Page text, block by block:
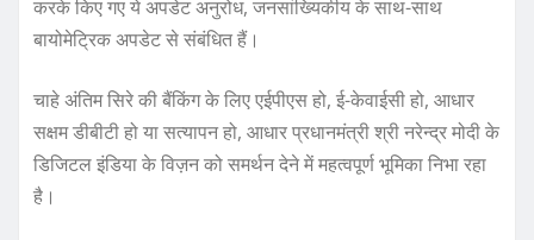
करके किए गए ये अपडेट अनुरोध, जनसांख्यिकीय के साथ-साथ
बायोमेट्रिक अपडेट से संबंधित हैं।
चाहे अंतिम सिरे की बैंकिंग के लिए एईपीएस हो, ई-केवाईसी हो, आधार
सक्षम डीबीटी हो या सत्यापन हो, आधार प्रधानमंत्री श्री नरेन्द्र मोदी के
डिजिटल इंडिया के विज़न को समर्थन देने में महत्वपूर्ण भूमिका निभा रहा
है।